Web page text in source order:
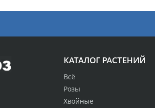
КАТАЛОГ РАСТЕНИЙ
Всё
Розы
Хвойные